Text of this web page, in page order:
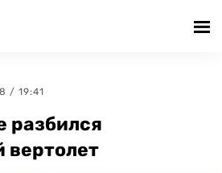
/ 19:41
разбился
вертолет